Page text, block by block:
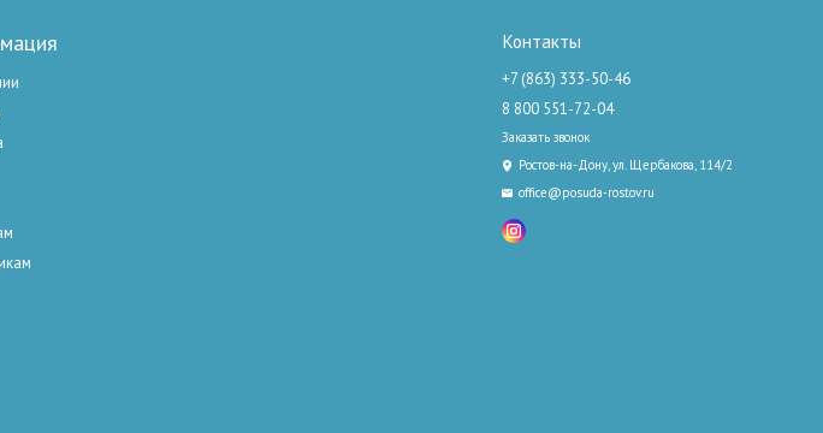
Контакты
+7 (863) 333-50-46
8 800 551-72-04
Заказать звонок
Ростов-на-Дону, ул. Щербакова, 114/2
office@posuda-rostov.ru